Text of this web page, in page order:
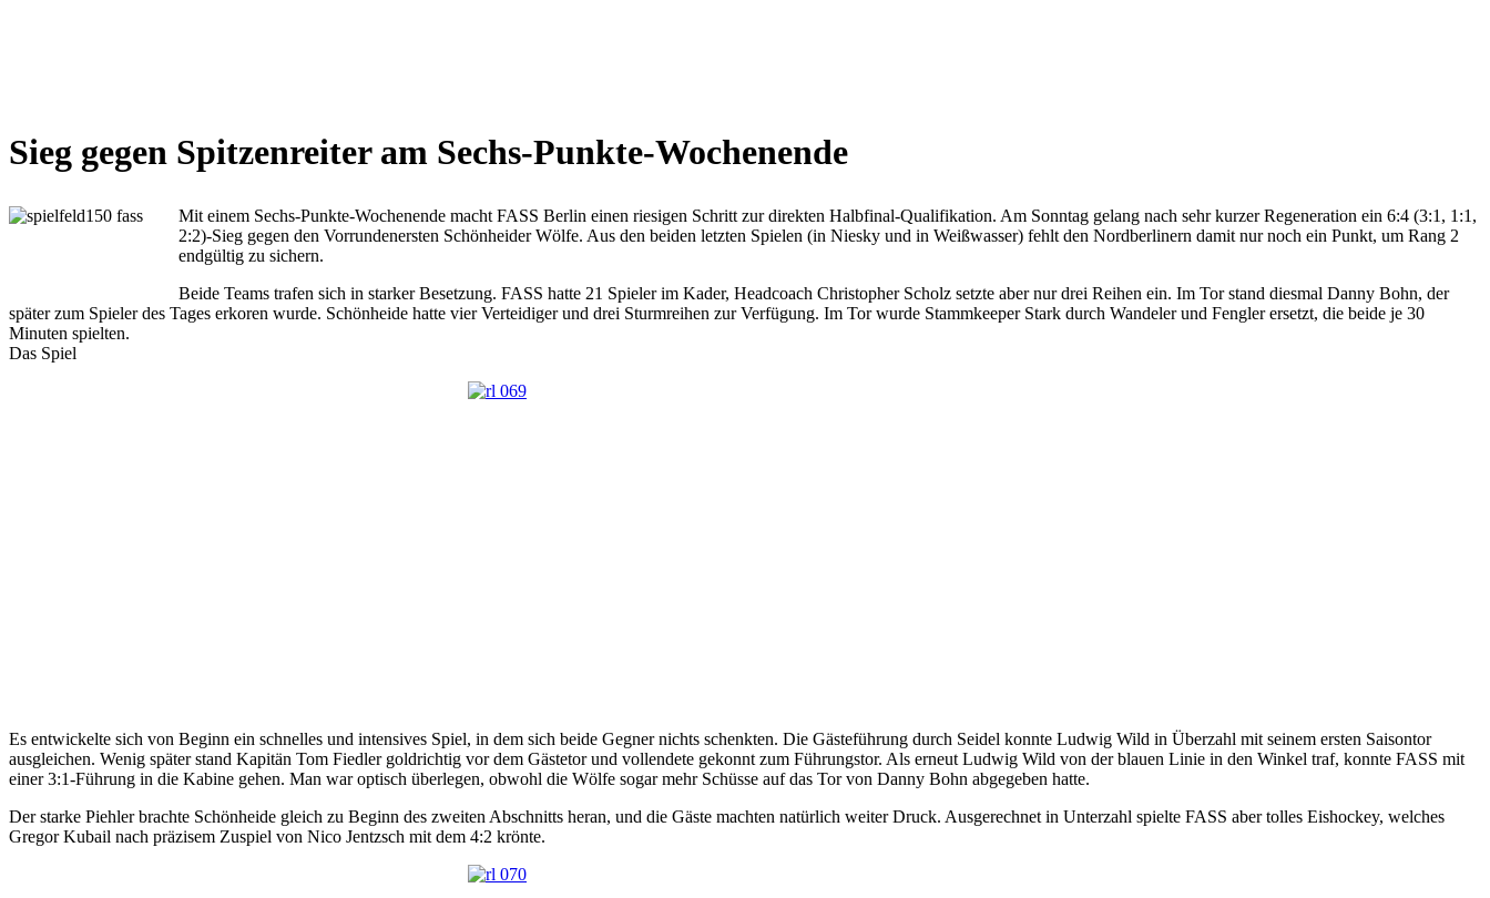
Sieg gegen Spitzenreiter am Sechs-Punkte-Wochenende
Mit einem Sechs-Punkte-Wochenende macht FASS Berlin einen riesigen Schritt zur direkten Halbfinal-Qualifikation. Am Sonntag gelang nach sehr kurzer Regeneration ein 6:4 (3:1, 1:1,
2:2)-Sieg gegen den Vorrundenersten Schönheider Wölfe. Aus den beiden letzten Spielen (in Niesky und in Weißwasser) fehlt den Nordberlinern damit nur noch ein Punkt, um Rang 2
endgültig zu sichern.
Beide Teams trafen sich in starker Besetzung. FASS hatte 21 Spieler im Kader, Headcoach Christopher Scholz setzte aber nur drei Reihen ein. Im Tor stand diesmal Danny Bohn, der
später zum Spieler des Tages erkoren wurde. Schönheide hatte vier Verteidiger und drei Sturmreihen zur Verfügung. Im Tor wurde Stammkeeper Stark durch Wandeler und Fengler ersetzt, die beide je 30
Minuten spielten.
Das Spiel
Es entwickelte sich von Beginn ein schnelles und intensives Spiel, in dem sich beide Gegner nichts schenkten. Die Gästeführung durch Seidel konnte Ludwig Wild in Überzahl mit seinem ersten Saisontor
ausgleichen. Wenig später stand Kapitän Tom Fiedler goldrichtig vor dem Gästetor und vollendete gekonnt zum Führungstor. Als erneut Ludwig Wild von der blauen Linie in den Winkel traf, konnte FASS mit
einer 3:1-Führung in die Kabine gehen. Man war optisch überlegen, obwohl die Wölfe sogar mehr Schüsse auf das Tor von Danny Bohn abgegeben hatte.
Der starke Piehler brachte Schönheide gleich zu Beginn des zweiten Abschnitts heran, und die Gäste machten natürlich weiter Druck. Ausgerechnet in Unterzahl spielte FASS aber tolles Eishockey, welches
Gregor Kubail nach präzisem Zuspiel von Nico Jentzsch mit dem 4:2 krönte.